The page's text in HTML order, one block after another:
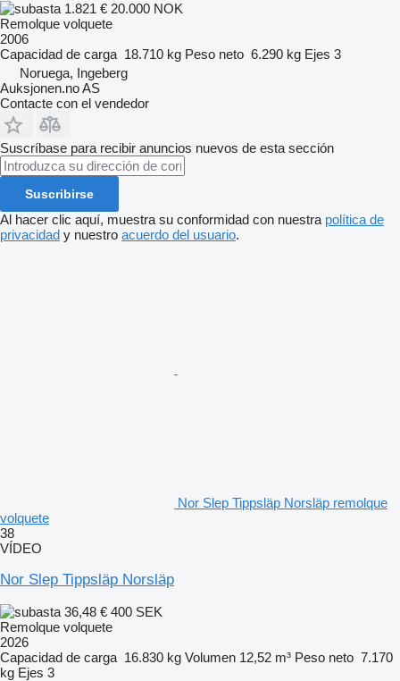
1.821 € 20.000 NOK
Remolque volquete
2006
Capacidad de carga 18.710 kg Peso neto 6.290 kg Ejes 3
Noruega, Ingeberg
Auksjonen.no AS
Contacte con el vendedor
Suscríbase para recibir anuncios nuevos de esta sección
Suscribirse
Al hacer clic aquí, muestra su conformidad con nuestra política de
privacidad y nuestro acuerdo del usuario.
Nor Slep Tippsläp Norsläp remolque
volquete
38
VÍDEO
Nor Slep Tippsläp Norsläp
36,48 € 400 SEK
Remolque volquete
2026
Capacidad de carga 16.830 kg Volumen 12,52 m³ Peso neto 7.170
kg Ejes 3